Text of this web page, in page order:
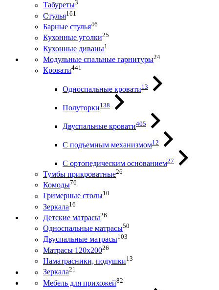
Табуреты3
Стулья161
Барные стулья46
Кухонные уголки25
Кухонные диваны1
Модульные спальные гарнитуры24
Кровати441
Односпальные кровати13
Полуторки138
Двуспальные кровати405
С подъемным механизмом12
С ортопедическим основанием27
Тумбы прикроватные26
Комоды76
Гримерные столы10
Зеркала16
Детские матрасы26
Односпальные матрасы50
Двуспальные матрасы103
Матрасы 120х20026
Наматрасники, подушки13
Зеркала21
Мебель для прихожей82